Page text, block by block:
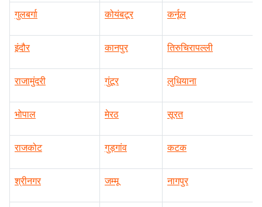
गुलबर्गा कोयंबटूर कर्नूल
इंदौर कानपुर तिरुचिरापल्ली
राजामुंदरी गुंटूर लुधियाना
भोपाल मेरठ सूरत
राजकोट गुड़गांव कटक
श्रीनगर जम्मू नागपुर